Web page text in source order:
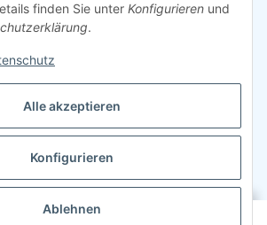
Webdesign mit ❤️ von LIST & SELL GmbH
finden Sie unter Konfigurieren und
.
Alle akzeptieren
Konfigurieren
Ablehnen